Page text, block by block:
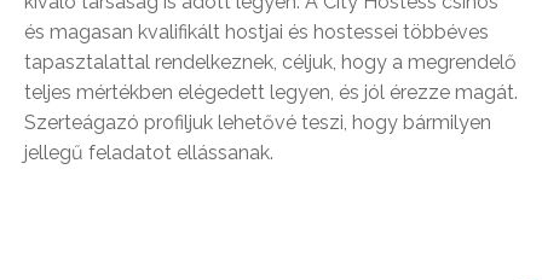
és magasan kvalifikált hostjai és hostessei többéves
tapasztalattal rendelkeznek, céljuk, hogy a megrendelő
teljes mértékben elégedett legyen, és jól érezze magát.
Szerteágazó profiljuk lehetővé teszi, hogy bármilyen
jellegű feladatot ellássanak.